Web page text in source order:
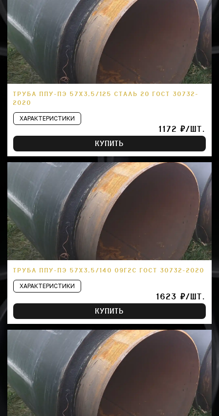
ТРУБА ППУ-ПЭ 57Х3,5/125 СТАЛЬ 20 ГОСТ 30732-
2020
ХАРАКТЕРИСТИКИ
1172 ₽/ШТ.
КУПИТЬ
ТРУБА ППУ-ПЭ 57Х3,5/140 09Г2С ГОСТ 30732-2020
ХАРАКТЕРИСТИКИ
1623 ₽/ШТ.
КУПИТЬ